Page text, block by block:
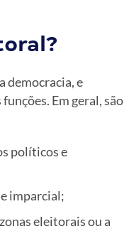
democracia, e
Em geral, são
políticos e
imparcial;
eleitorais ou a